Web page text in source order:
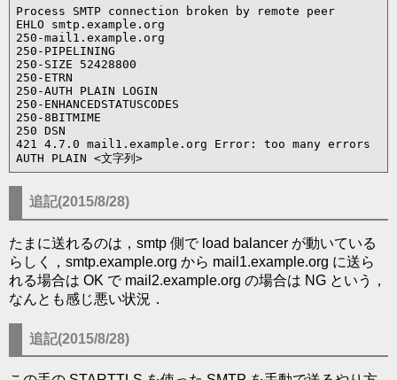
Process SMTP connection broken by remote peer
EHLO smtp.example.org
250-mail1.example.org
250-PIPELINING
250-SIZE 52428800
250-ETRN
250-AUTH PLAIN LOGIN
250-ENHANCEDSTATUSCODES
250-8BITMIME
250 DSN
421 4.7.0 mail1.example.org Error: too many errors
AUTH PLAIN <文字列>
追記(2015/8/28)
たまに送れるのは，smtp 側で load balancer が動いている
らしく，smtp.example.org から mail1.example.org に送ら
れる場合は OK で mail2.example.org の場合は NG という，
なんとも感じ悪い状況．
追記(2015/8/28)